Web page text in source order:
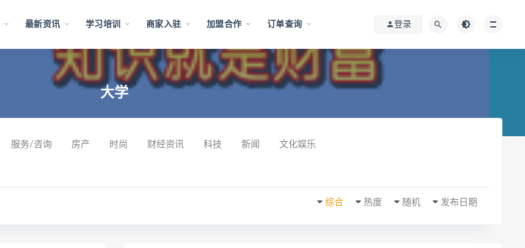
最新资讯 学习培训 商家入驻 加盟合作 订单查询 登录
大学
服务/咨询 房产 时尚 财经资讯 科技 新闻 文化娱乐
发布日期
随机
热度
综合